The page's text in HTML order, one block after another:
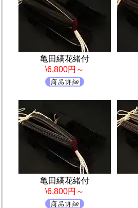
亀田縞花緒付
\6,800円～
亀田縞花緒付
\6,800円～